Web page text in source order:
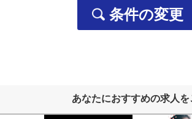
・ご要望いただいた資料の送付などに
採用応募者の個人情報
・法律で特定された「社会保険手続
条件の変更
あなたにおすすめの求人を